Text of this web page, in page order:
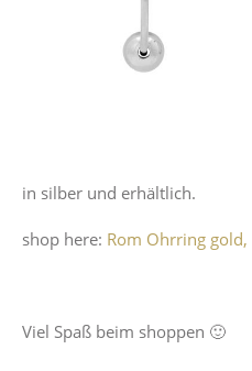
in silber und erhältlich.
shop here: Rom Ohrring gold,
Viel Spaß beim shoppen 🙂